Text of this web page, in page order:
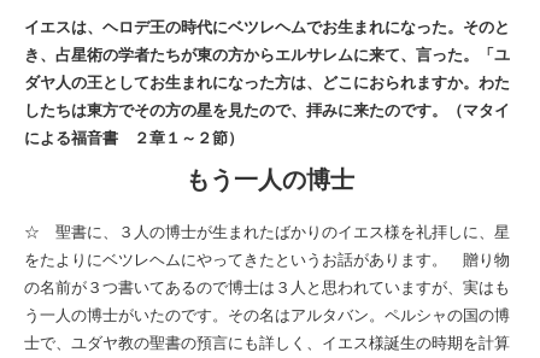
イエスは、ヘロデ王の時代にベツレヘムでお生まれになった。そのと
き、占星術の学者たちが東の方からエルサレムに来て、言った。「ユ
ダヤ人の王としてお生まれになった方は、どこにおられますか。わた
したちは東方でその方の星を見たので、拝みに来たのです。（マタイ
による福音書 ２章１～２節）
もう一人の博士
☆ 聖書に、３人の博士が生まれたばかりのイエス様を礼拝しに、星
をたよりにベツレヘムにやってきたというお話があります。 贈り物
の名前が３つ書いてあるので博士は３人と思われていますが、実はも
う一人の博士がいたのです。その名はアルタバン。ペルシャの国の博
士で、ユダヤ教の聖書の預言にも詳しく、イエス様誕生の時期を計算